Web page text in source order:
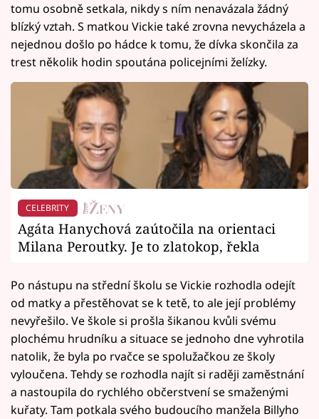
tomu osobně setkala, nikdy s ním nenavázala žádný
blízký vztah. S matkou Vickie také zrovna nevycházela a
nejednou došlo po hádce k tomu, že dívka skončila za
trest několik hodin spoutána policejními želízky.
CELEBRITY
Agáta Hanychová zaútočila na orientaci
Milana Peroutky. Je to zlatokop, řekla
Po nástupu na střední školu se Vickie rozhodla odejít
od matky a přestěhovat se k tetě, to ale její problémy
nevyřešilo. Ve škole si prošla šikanou kvůli svému
plochému hrudníku a situace se jednoho dne vyhrotila
natolik, že byla po rvačce se spolužačkou ze školy
vyloučena. Tehdy se rozhodla najít si raději zaměstnání
a nastoupila do rychlého občerstvení se smaženými
kuřaty. Tam potkala svého budoucího manžela Billyho